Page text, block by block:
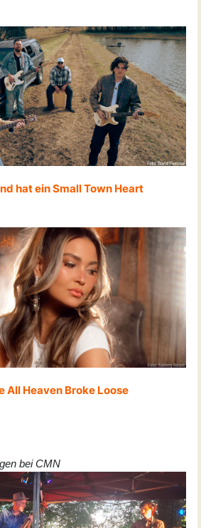
hat ein Small Town Heart
All Heaven Broke Loose
bei CMN